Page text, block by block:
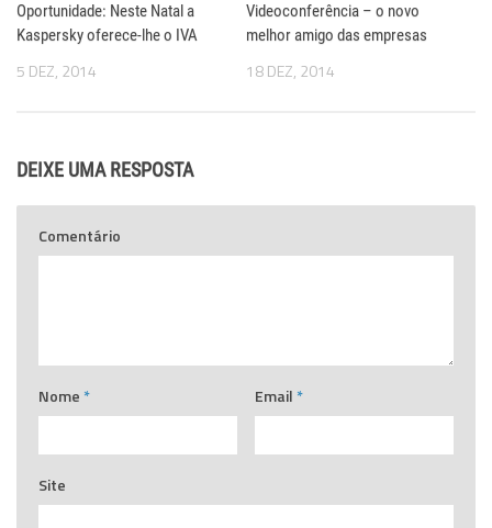
Oportunidade: Neste Natal a
Kaspersky oferece-lhe o IVA
5 DEZ, 2014
Videoconferência – o novo
melhor amigo das empresas
18 DEZ, 2014
DEIXE UMA RESPOSTA
Comentário
Nome * Email *
Site